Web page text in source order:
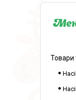
Товари